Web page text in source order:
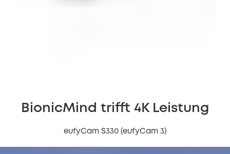
BionicMind trifft 4K Leistung
eufyCam S330 (eufyCam 3)